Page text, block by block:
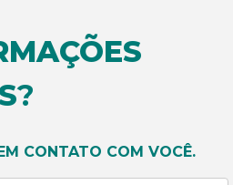
?
CONTATO COM VOCÊ.